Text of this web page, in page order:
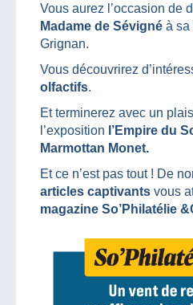
Vous aurez l’occasion de
Madame de Sévigné à sa
Grignan.
Vous découvrirez
olfactifs.
Et terminerez avec un
l’exposition l’Empire du
Marmottan Monet.
Et ce n’est pas tout ! De
articles captivants vous
magazine So’Philatélie